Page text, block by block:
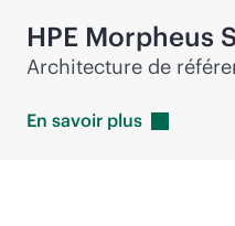
HPE Morpheus
Architecture de
En savoir plus